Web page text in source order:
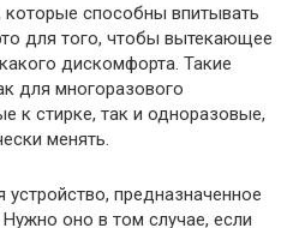
способны впитывать
для того, чтобы вытекающее
дискомфорта. Такие
для многоразового
к стирке, так и одноразовые,
менять.
устройство, предназначенное
оно в том случае, если